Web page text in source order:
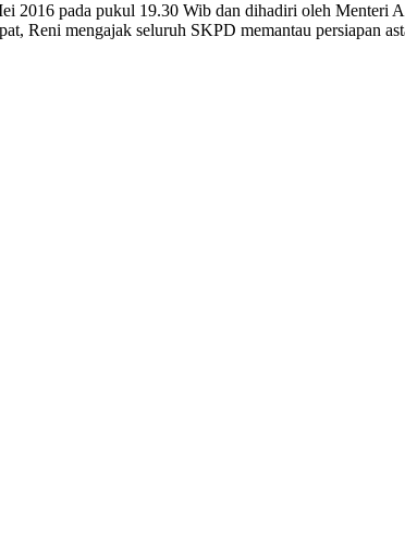
pada pukul 19.30 Wib dan dihadiri oleh Menteri
Reni mengajak seluruh SKPD memantau persiapan